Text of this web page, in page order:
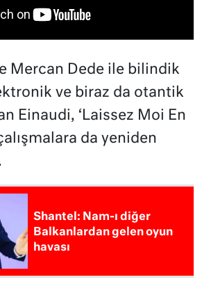
Mercan Dede ile bilindik
ve biraz da otantik
Einaudi, ‘Laissez Moi En
da yeniden
Shantel: Nam-ı diğer
Balkanlardan gelen oyun
havası